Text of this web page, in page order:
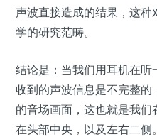
声波直接造成的结果，这种
学的研究范畴。
结论是：当我们用耳机在
收到的声波信息是不完整
的音场画面，这也就是我
在头部中央，以及左右二